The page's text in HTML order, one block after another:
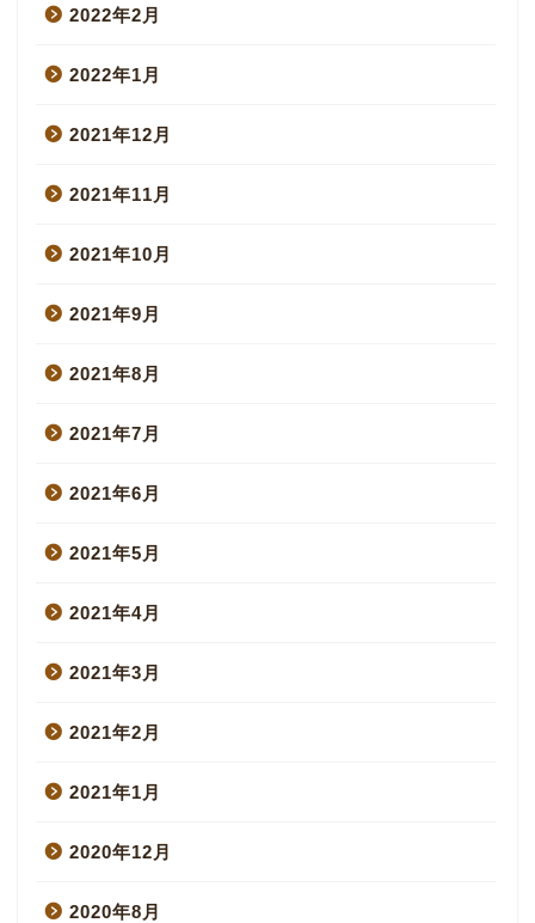
2022年2月
2022年1月
2021年12月
2021年11月
2021年10月
2021年9月
2021年8月
2021年7月
2021年6月
2021年5月
2021年4月
2021年3月
2021年2月
2021年1月
2020年12月
2020年8月